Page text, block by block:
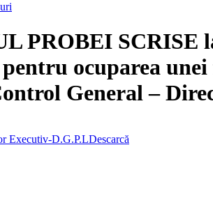
PROBEI SCRISE
ocuparea
General –
Executiv-D.G.P.LDescarcă